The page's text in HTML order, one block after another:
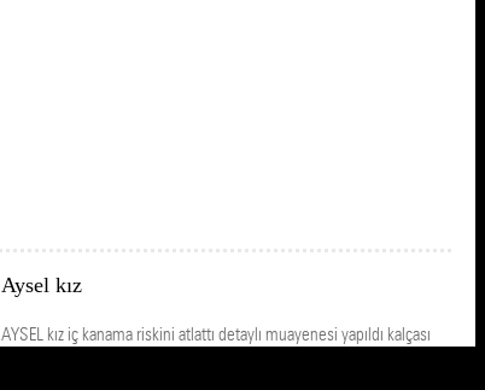
Aysel kız
AYSEL kız iç kanama riskini atlattı detaylı muayenesi yapıldı kalçası